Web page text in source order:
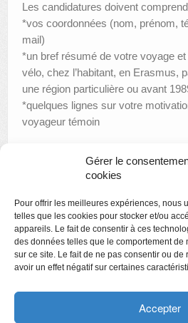
Gérer le
cookies
Pour offrir les meilleures expériences, nous
telles que les cookies pour stocker et/ou
appareils. Le fait de consentir à ces
des données telles que le comportement
sur ce site. Le fait de ne pas consentir ou
avoir un effet négatif sur certaines
Accepter
Les candidatures doivent
*vos coordonnées (nom, prénom,
mail)
*un bref résumé de votre voyage
vélo, chez l’habitant, en Erasmus,
une région particulière ou avant
*quelques lignes sur votre
voyageur témoin
Apéro littéraire le 28.02 au Grand
Stage pour ado et adulte
Copyright
Politique de confidentialité
Chartes des engagements des